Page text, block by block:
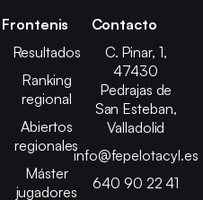
Frontenis
Resultados
Ranking
regional
Abiertos
regionales
Máster
jugadores
Contacto
C. Pinar, 1,
47430
Pedrajas de
San Esteban,
Valladolid
info@fepelotacyl.es
640 90 22 41